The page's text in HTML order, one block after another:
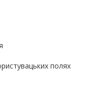
полях